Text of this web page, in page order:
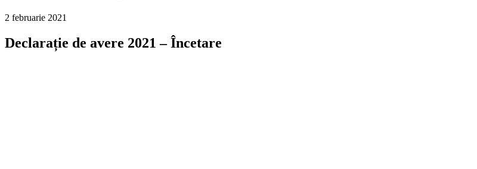
2 februarie 2021
Declarație de avere 2021 – Încetare